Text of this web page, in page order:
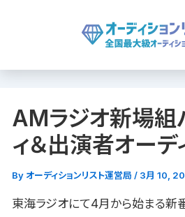
ス
AMラジオ新場組
ィ＆出演者オーデ
By オーディションリスト運営局 / 3月 10,
東海ラジオにて4月から始まる新